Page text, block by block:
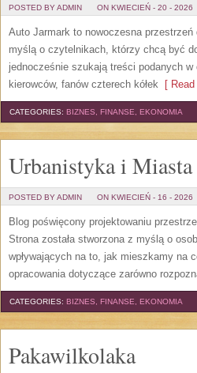
POSTED BY ADMIN ON KWIECIEŃ - 20 - 2026
Auto Jarmark to nowoczesna
myślą o czytelnikach, którzy chcą być
jednocześnie szukają treści podanych
kierowców, fanów czterech kółek [ Read
CATEGORIES: BIZNES, FINANSE, EKONOMIA
Urbanistyka i Miasta
POSTED BY ADMIN ON KWIECIEŃ - 16 - 2026
Blog poświęcony projektowaniu
Strona została stworzona z myślą o
wpływających na to, jak mieszkamy na
opracowania dotyczące zarówno
CATEGORIES: BIZNES, FINANSE, EKONOMIA
Pakawilkolaka